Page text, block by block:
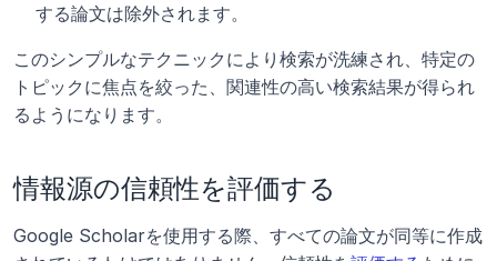
する論文は除外されます。
このシンプルなテクニックにより検索が洗練され、特定の
トピックに焦点を絞った、関連性の高い検索結果が得られ
るようになります。
情報源の信頼性を評価する
Google Scholarを使用する際、すべての論文が同等に作成